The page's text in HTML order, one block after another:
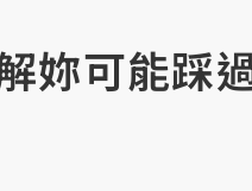
妳可能踩